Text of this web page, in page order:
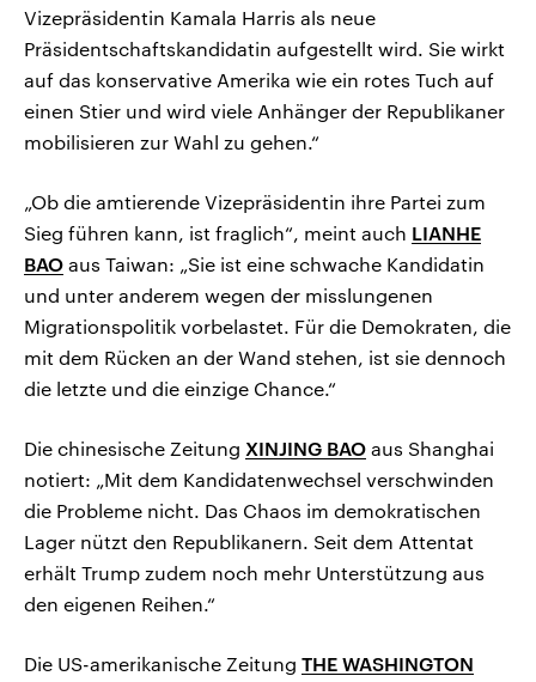
Vizepräsidentin Kamala Harris als neue
Präsidentschaftskandidatin aufgestellt wird. Sie wirkt
auf das konservative Amerika wie ein rotes Tuch auf
einen Stier und wird viele Anhänger der Republikaner
mobilisieren zur Wahl zu gehen.“
„Ob die amtierende Vizepräsidentin ihre Partei zum
Sieg führen kann, ist fraglich“, meint auch LIANHE
BAO aus Taiwan: „Sie ist eine schwache Kandidatin
und unter anderem wegen der misslungenen
Migrationspolitik vorbelastet. Für die Demokraten, die
mit dem Rücken an der Wand stehen, ist sie dennoch
die letzte und die einzige Chance.“
Die chinesische Zeitung XINJING BAO aus Shanghai
notiert: „Mit dem Kandidatenwechsel verschwinden
die Probleme nicht. Das Chaos im demokratischen
Lager nützt den Republikanern. Seit dem Attentat
erhält Trump zudem noch mehr Unterstützung aus
den eigenen Reihen.“
Die US-amerikanische Zeitung THE WASHINGTON